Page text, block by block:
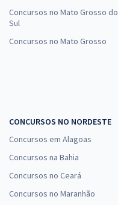
Concursos no Mato Grosso do
Sul
Concursos no Mato Grosso
CONCURSOS NO NORDESTE
Concursos em Alagoas
Concursos na Bahia
Concursos no Ceará
Concursos no Maranhão